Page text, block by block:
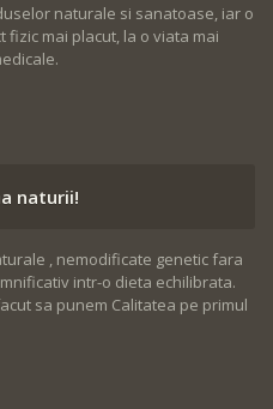
naturale si sanatoase, iar o
mai placut, la o viata mai
naturii!
, nemodificate genetic fara
intr-o dieta echilibrata.
sa punem Calitatea pe primul